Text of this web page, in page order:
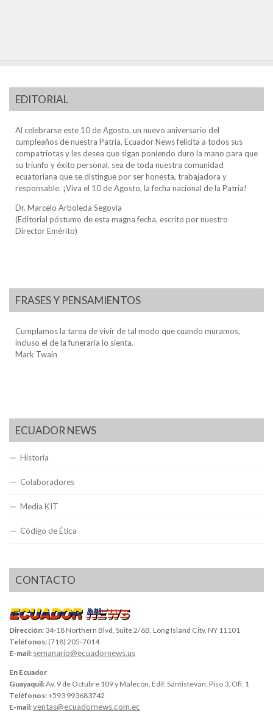
EDITORIAL
Al celebrarse este 10 de Agosto, un nuevo aniversario del
cumpleaños de nuestra Patria, Ecuador News felicita a todos sus
compatriotas y les desea que sigan poniendo duro la mano para que
su triunfo y éxito personal, sea de toda nuestra comunidad
ecuatoriana que se distingue por ser honesta, trabajadora y
responsable. ¡Viva el 10 de Agosto, la fecha nacional de la Patria!
Dr. Marcelo Arboleda Segovia
(Editorial póstumo de esta magna fecha, escrito por nuestro
Director Emérito)
FRASES Y PENSAMIENTOS
Cumplamos la tarea de vivir de tal modo que cuando muramos,
incluso el de la funeraria lo sienta.
Mark Twain
ECUADOR NEWS
Historia
Colaboradores
Media KIT
Código de Ética
CONTACTO
Dirección: 34-18 Northern Blvd, Suite 2/6B, Long Island City, NY 11101
Teléfonos: (718) 205-7014
E-mail: semanario@ecuadornews.us
En Ecuador
Guayaquil:Av. 9 de Octubre 109 y Malecón, Edif. Santistevan, Piso 3, Ofi. 1
Teléfonos:+593 993683742
E-mail:ventas@ecuadornews.com.ec